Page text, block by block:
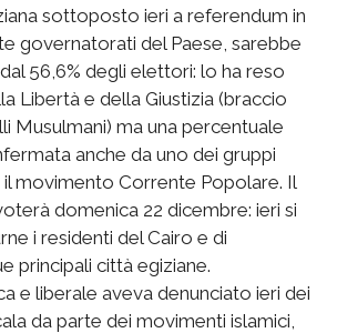
sottoposto ieri a referendum in
governatorati del Paese, sarebbe
56,6% degli elettori: lo ha reso
Libertà e della Giustizia (braccio
Musulmani) ma una percentuale
anche da uno dei gruppi
movimento Corrente Popolare. Il
domenica 22 dicembre: ieri si
i residenti del Cairo e di
principali città egiziane.
e liberale aveva denunciato ieri dei
da parte dei movimenti islamici,